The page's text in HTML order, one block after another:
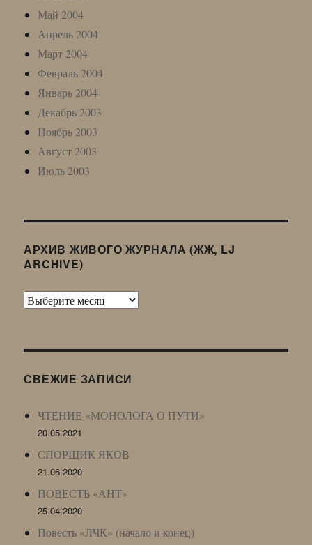
Май 2004
Апрель 2004
Март 2004
Февраль 2004
Январь 2004
Декабрь 2003
Ноябрь 2003
Август 2003
Июль 2003
АРХИВ ЖИВОГО ЖУРНАЛА (ЖЖ, LJ
ARCHIVE)
Архив
LJ
СВЕЖИЕ ЗАПИСИ
ЧТЕНИЕ «МОНОЛОГА О ПУТИ»
20.05.2021
СПОРЩИК ЯКОВ
21.06.2020
ПОВЕСТЬ «АНТ»
25.04.2020
Повесть «ЛЧК» (начало и конец)